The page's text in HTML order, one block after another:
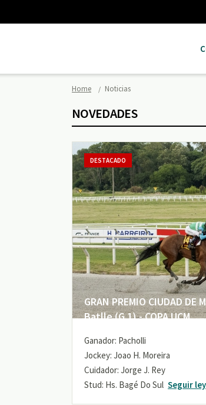
Home Noticias
NOVEDADES
GRAN PREMIO CIUDAD
Batlle (G 1) - COPA UCM
DESTACADO
Ganador: Pacholli
Jockey: Joao H. Moreira
Cuidador: Jorge J. Rey
Stud: Hs. Bagé Do Sul Seguir